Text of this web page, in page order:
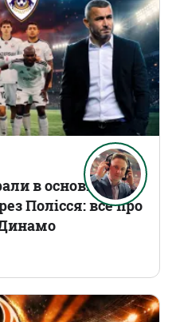
в основному
Полісся: все про